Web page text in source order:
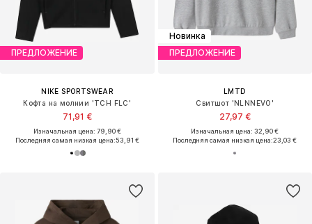
ПРЕДЛОЖЕНИЕ
NIKE SPORTSWEAR
Кофта на молнии 'TCH FLC'
71,91 €
Изначальная цена: 79,90 €
Последняя самая низкая цена:53,91 €
Новинка
ПРЕДЛОЖЕНИЕ
LMTD
Свитшот 'NLNNEVO'
27,97 €
Изначальная цена: 32,90 €
Последняя самая низкая цена:23,03 €